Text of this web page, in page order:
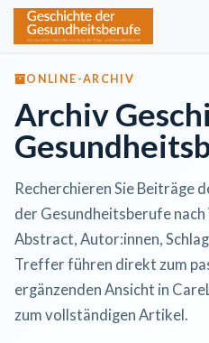
Zum Inhalt springen
ONLINE-ARCHIV
Archiv
Recherchieren Sie Beiträge
der Gesundheitsberufe
Abstract, Autor:innen,
Treffer führen direkt zum
ergänzenden Ansicht in
zum vollständigen Artikel.